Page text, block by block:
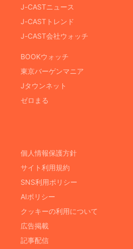
J-CASTニュース
J-CASTトレンド
J-CAST会社ウォッチ
BOOKウォッチ
東京バーゲンマニア
Jタウンネット
ゼロまる
個人情報保護方針
サイト利用規約
SNS利用ポリシー
AIポリシー
クッキーの利用について
広告掲載
記事配信